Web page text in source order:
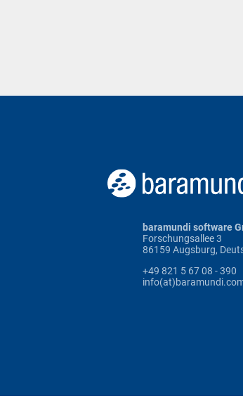
baramundi software
Forschungsallee 3
86159 Augsburg,
+49 821 5 67 08 - 390